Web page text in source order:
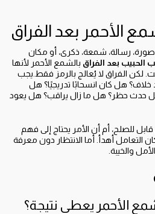
الأحمر بعد الفراق
صورة، رسالة، شمعة، ذكرى، أو مكان
الحبيب بعد الفراق بالشمع الأحمر لأنها
لكن الفراق لا يُعالج بالرمز فقط.يجب
هل كان انسحابًا تدريجيًا؟ هل
هل حدث حظر؟ هل ما زال يراقب؟ هل يعود
للصلح، أم أن الأمر يحتاج إلى فهم
التعامل أهدأ. أما الانتظار دون معرفة
والخيبة.
الأحمر يعطي نتيجة؟